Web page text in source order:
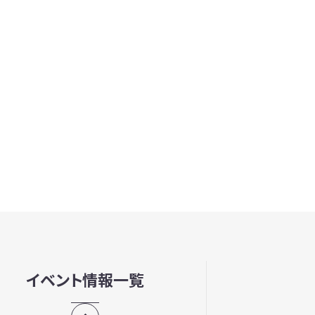
イベント情報一覧